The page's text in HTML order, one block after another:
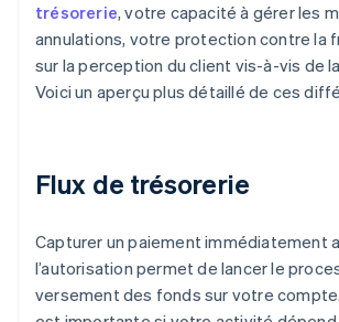
trésorerie, votre capacité à gérer les
annulations, votre protection contre la
sur la perception du client vis-à-vis de
Voici un aperçu plus détaillé de ces
Flux de trésorerie
Capturer un paiement immédiatement
l’autorisation permet de lancer le
versement des fonds sur votre